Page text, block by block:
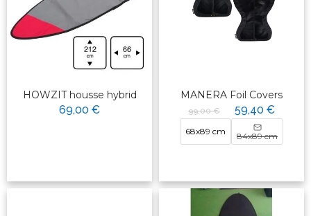
HOWZIT housse hybrid
69,00 €
MANERA Foil Covers
99,00 € 59,40 €
68x89 cm 84x89 cm